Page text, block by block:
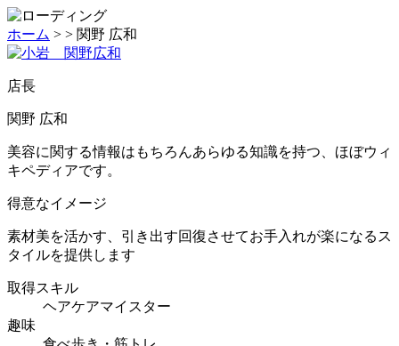
ホーム > > 関野 広和
店長
関野 広和
美容に関する情報はもちろんあらゆる知識を持つ、ほぼウィ
キペディアです。
得意なイメージ
素材美を活かす、引き出す回復させてお手入れが楽になるス
タイルを提供します
取得スキル
ヘアケアマイスター
趣味